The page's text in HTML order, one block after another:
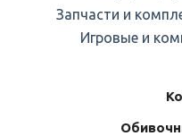
Запчасти и
Игровые и